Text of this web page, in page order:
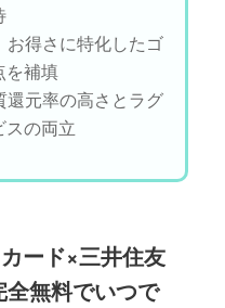
お得さに特化したゴ
を補填
還元率の高さとラグ
スの両立
ード×三井住友
無料でいつで